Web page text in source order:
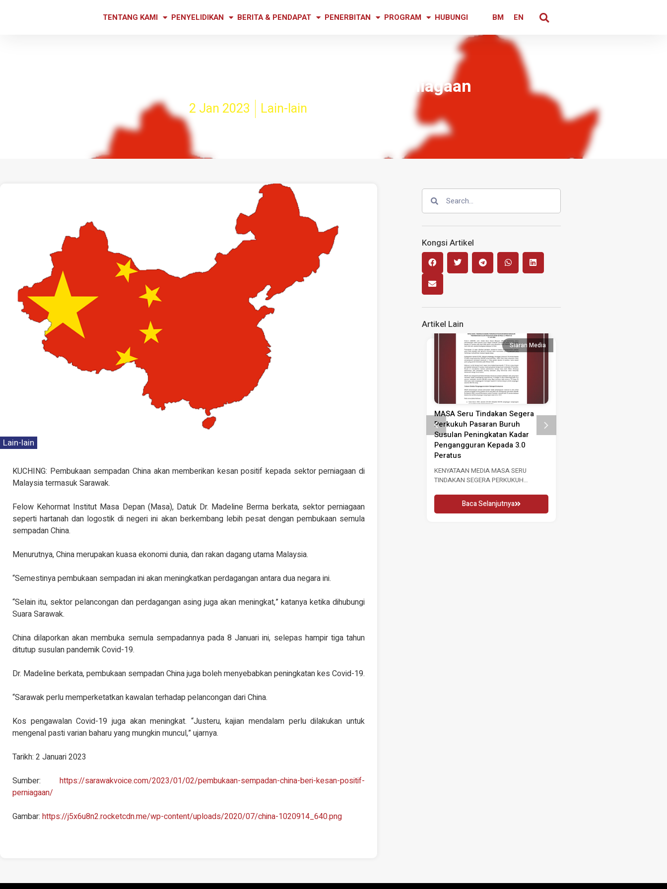
TENTANG KAMI PENYELIDIKAN BERITA & PENDAPAT PENERBITAN PROGRAM HUBUNGI BM EN
Pembukaan sempadan China beri kesan positif perniagaan
2 Jan 2023 Lain-lain
Lain-lain
KUCHING: Pembukaan sempadan China akan memberikan kesan positif kepada sektor perniagaan di
Malaysia termasuk Sarawak.
Felow Kehormat Institut Masa Depan (Masa), Datuk Dr. Madeline Berma berkata, sektor perniagaan
seperti hartanah dan logostik di negeri ini akan berkembang lebih pesat dengan pembukaan semula
sempadan China.
Menurutnya, China merupakan kuasa ekonomi dunia, dan rakan dagang utama Malaysia.
“Semestinya pembukaan sempadan ini akan meningkatkan perdagangan antara dua negara ini.
“Selain itu, sektor pelancongan dan perdagangan asing juga akan meningkat,” katanya ketika dihubungi
Suara Sarawak.
China dilaporkan akan membuka semula sempadannya pada 8 Januari ini, selepas hampir tiga tahun
ditutup susulan pandemik Covid-19.
Dr. Madeline berkata, pembukaan sempadan China juga boleh menyebabkan peningkatan kes Covid-19.
“Sarawak perlu memperketatkan kawalan terhadap pelancongan dari China.
Kos pengawalan Covid-19 juga akan meningkat. “Justeru, kajian mendalam perlu dilakukan untuk
mengenal pasti varian baharu yang mungkin muncul,” ujarnya.
Tarikh: 2 Januari 2023
Sumber: https://sarawakvoice.com/2023/01/02/pembukaan-sempadan-china-beri-kesan-positif-
perniagaan/
Gambar: https://j5x6u8n2.rocketcdn.me/wp-content/uploads/2020/07/china-1020914_640.png
Kongsi Artikel
Artikel Lain
Siaran Media
MASA Seru Tindakan Segera
Perkukuh Pasaran Buruh
Susulan Peningkatan Kadar
Pengangguran Kepada 3.0
Peratus
KENYATAAN MEDIA MASA SERU
TINDAKAN SEGERA PERKUKUH
PENINGKATAN KADAR
PENGANGGURAN...
Baca Selanjutnya